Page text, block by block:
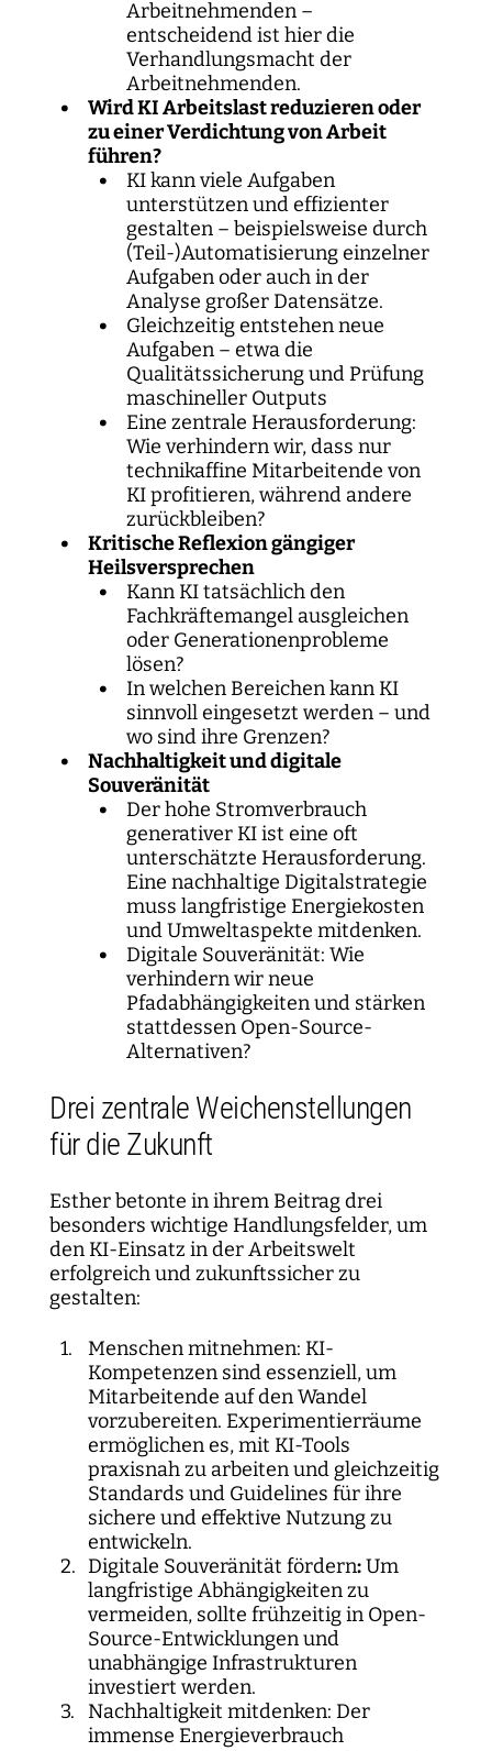
Arbeitnehmenden –
entscheidend ist hier die
Verhandlungsmacht der
Arbeitnehmenden.
Wird KI Arbeitslast reduzieren oder
zu einer Verdichtung von Arbeit
führen?
KI kann viele Aufgaben
unterstützen und effizienter
gestalten – beispielsweise durch
(Teil-)Automatisierung einzelner
Aufgaben oder auch in der
Analyse großer Datensätze.
Gleichzeitig entstehen neue
Aufgaben – etwa die
Qualitätssicherung und Prüfung
maschineller Outputs
Eine zentrale Herausforderung:
Wie verhindern wir, dass nur
technikaffine Mitarbeitende von
KI profitieren, während andere
zurückbleiben?
Kritische Reflexion gängiger
Heilsversprechen
Kann KI tatsächlich den
Fachkräftemangel ausgleichen
oder Generationenprobleme
lösen?
In welchen Bereichen kann KI
sinnvoll eingesetzt werden – und
wo sind ihre Grenzen?
Nachhaltigkeit und digitale
Souveränität
Der hohe Stromverbrauch
generativer KI ist eine oft
unterschätzte Herausforderung.
Eine nachhaltige Digitalstrategie
muss langfristige Energiekosten
und Umweltaspekte mitdenken.
Digitale Souveränität: Wie
verhindern wir neue
Pfadabhängigkeiten und stärken
stattdessen Open-Source-
Alternativen?
Drei zentrale Weichenstellungen
für die Zukunft
Esther betonte in ihrem Beitrag drei
besonders wichtige Handlungsfelder, um
den KI-Einsatz in der Arbeitswelt
erfolgreich und zukunftssicher zu
gestalten:
Menschen mitnehmen: KI-
Kompetenzen sind essenziell, um
Mitarbeitende auf den Wandel
vorzubereiten. Experimentierräume
ermöglichen es, mit KI-Tools
praxisnah zu arbeiten und gleichzeitig
Standards und Guidelines für ihre
sichere und effektive Nutzung zu
entwickeln.
Digitale Souveränität fördern:Um
langfristige Abhängigkeiten zu
vermeiden, sollte frühzeitig in Open-
Source-Entwicklungen und
unabhängige Infrastrukturen
investiert werden.
Nachhaltigkeit mitdenken: Der
immense Energieverbrauch